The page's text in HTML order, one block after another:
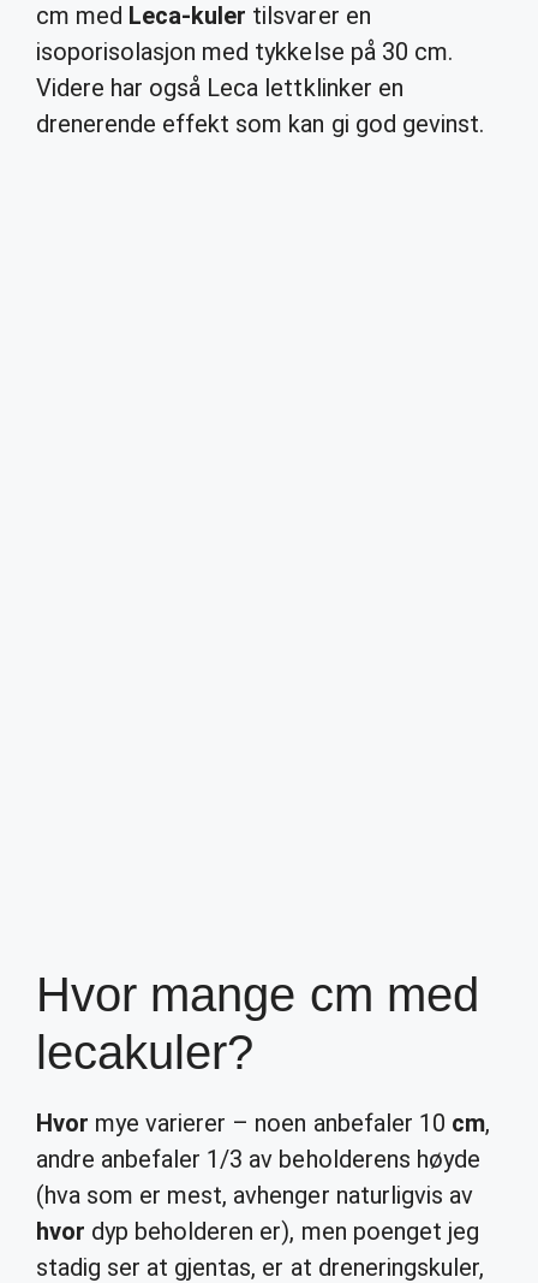
cm med Leca-kuler tilsvarer en
isoporisolasjon med tykkelse på 30 cm.
Videre har også Leca lettklinker en
drenerende effekt som kan gi god gevinst.
Hvor mange cm med
lecakuler?
Hvor mye varierer – noen anbefaler 10 cm,
andre anbefaler 1/3 av beholderens høyde
(hva som er mest, avhenger naturligvis av
hvor dyp beholderen er), men poenget jeg
stadig ser at gjentas, er at dreneringskuler,